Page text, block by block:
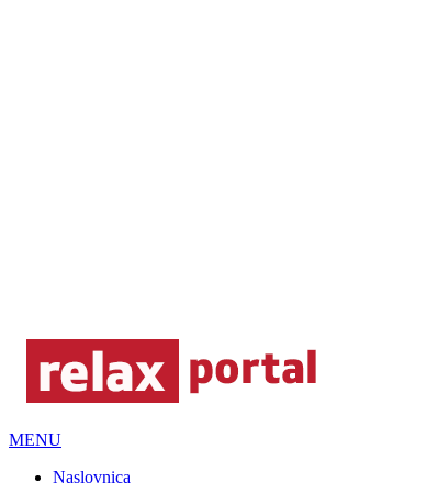
MENU
Naslovnica